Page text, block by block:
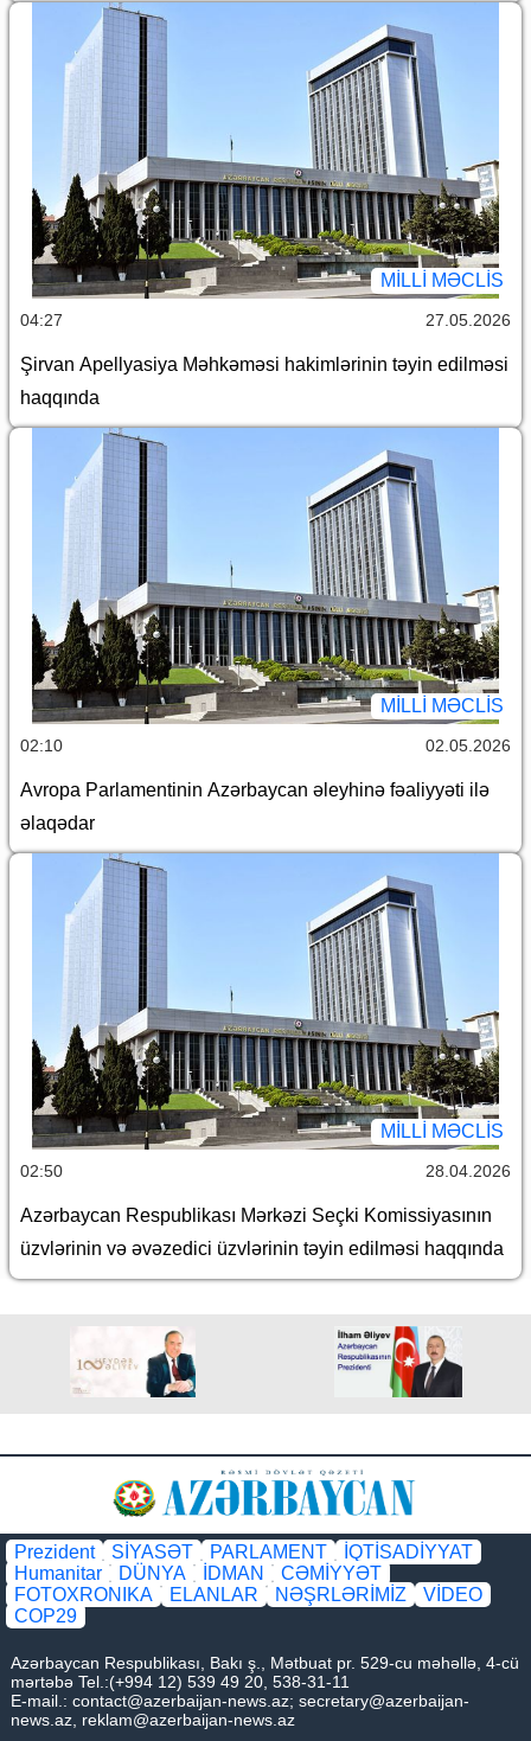
MILLI MƏCLIS
04:27 27.05.2026
Şirvan Apellyasiya Məhkəməsi hakimlərinin təyin edilməsi
haqqında
MILLI MƏCLIS
02:10 02.05.2026
Avropa Parlamentinin Azərbaycan əleyhinə fəaliyyəti ilə
əlaqədar
MILLI MƏCLIS
02:50 28.04.2026
Azərbaycan Respublikası Mərkəzi Seçki Komissiyasının
üzvlərinin və əvəzedici üzvlərinin təyin edilməsi haqqında
Prezident SİYASƏT PARLAMENT
İQTİSADİYYAT
Humanitar
DÜNYA İDMAN
CƏMİYYƏT
FOTOXRONIKA
ELANLAR NƏŞRLƏRİMİZ
VİDEO
COP29
Azərbaycan Respublikası, Bakı ş., Mətbuat pr. 529-cu məhəllə, 4-cü
mərtəbə Tel.:(+994 12) 539 49 20, 538-31-11
E-mail.: contact@azerbaijan-news.az; secretary@azerbaijan-
news.az reklam@azerbaijan-news.az